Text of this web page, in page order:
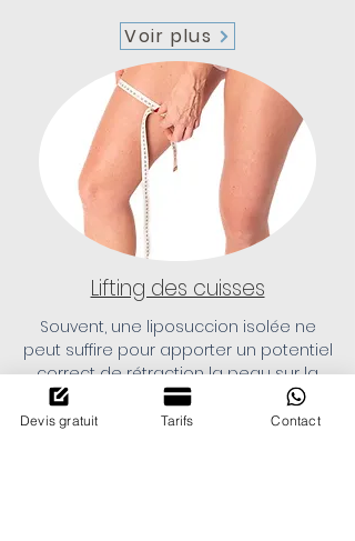
Voir plus
Lifting des cuisses
Souvent, une liposuccion isolée ne
peut suffire pour apporter un potentiel
correct de rétraction la peau sur la
face interne des cuisses, en effet,
seule le lifting des cuisses permet de
Devis gratuit Tarifs Contact